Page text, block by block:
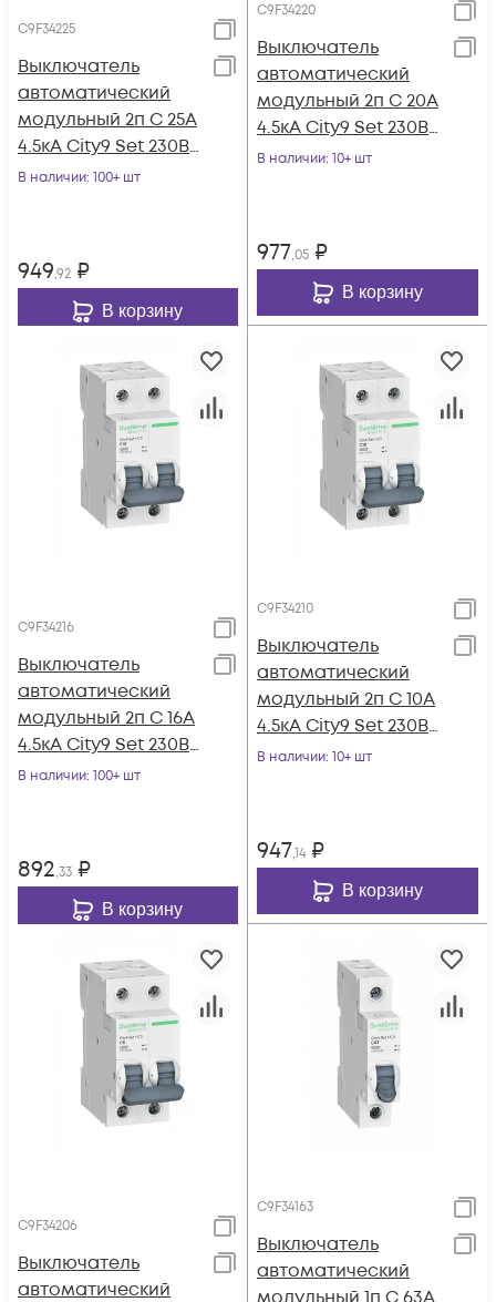
C9F34225
Выключатель
автоматический
модульный 2п C 25А
4.5кА City9 Set 230В
SE C9F34225
В наличии: 100+ шт
949,92 ₽
В корзину
C9F34220
Выключатель
автоматический
модульный 2п C 20А
4.5кА City9 Set 230В
SE C9F34220
В наличии: 10+ шт
977,05 ₽
В корзину
C9F34216
Выключатель
автоматический
модульный 2п C 16А
4.5кА City9 Set 230В
SE C9F34216
В наличии: 100+ шт
892,33 ₽
В корзину
C9F34210
Выключатель
автоматический
модульный 2п C 10А
4.5кА City9 Set 230В
SE C9F34210
В наличии: 10+ шт
947,14 ₽
В корзину
C9F34206
Выключатель
автоматический
C9F34163
Выключатель
автоматический